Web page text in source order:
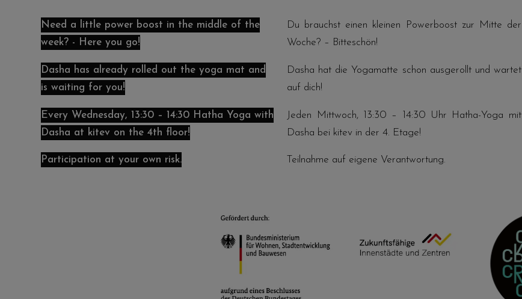
Need a little power boost in the middle of the
week? - Here you go!
Dasha has already rolled out the yoga mat and
is waiting for you!
Every Wednesday, 13:30 – 14:30 Hatha Yoga with
Dasha at kitev on the 4th floor!
Participation at your own risk.
Du brauchst einen kleinen Powerboost zur Mitte der
Woche? – Bitteschön!
Dasha hat die Yogamatte schon ausgerollt und wartet
auf dich!
Jeden Mittwoch, 13:30 – 14:30 Uhr Hatha-Yoga mit
Dasha bei kitev in der 4. Etage!
Teilnahme auf eigene Verantwortung.